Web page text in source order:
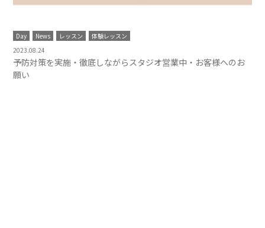
Day News レッスン
体験レッスン
2023.08.24
予防対策を実施・徹底しながらスタジオ営業中・お客様へのお
願い